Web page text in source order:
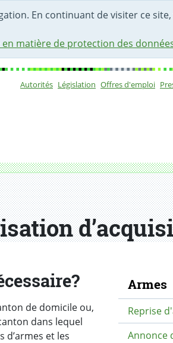
En continuant de visiter ce
matière de protection des
Autorités Législation Offres d'emploi
de domicile ou,
dans lequel
d’armes et les
Armes
Reprise
Annonce